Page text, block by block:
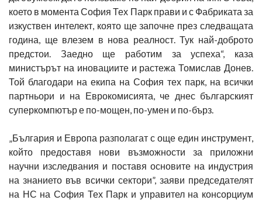
което в момента София Тех Парк прави и с Фабриката за
изкуствен интелект, която ще започне през следващата
година, ще влезем в нова реалност. Тук най-доброто
предстои. Заедно ще работим за успеха“, каза
министърът на иновациите и растежа Томислав Донев.
Той благодари на екипа на София тех парк, на всички
партньори и на Еврокомисията, че днес българският
суперкомпютър е по-мощен, по-умен и по-бърз.
„България и Европа разполагат с още един инструмент,
който предоставя нови възможности за приложни
научни изследвания и поставя основите на индустрия
на знанието във всички сектори”, заяви председателят
на НС на София Тех Парк и управител на консорциум